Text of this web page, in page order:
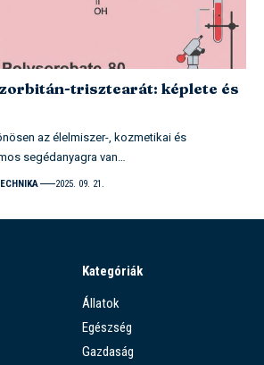
trisztearát: képlete és
az élelmiszer-, kozmetikai és
segédanyagra van…
2025. 09. 21.
Kategóriák
Állatok
Egészség
Gazdaság